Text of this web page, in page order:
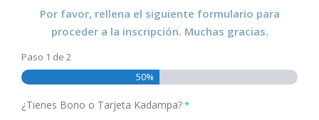
Por favor, rellena el siguiente formulario para
proceder a la inscripción. Muchas gracias.
Paso 1 de 2
50%
¿Tienes Bono o Tarjeta Kadampa?*